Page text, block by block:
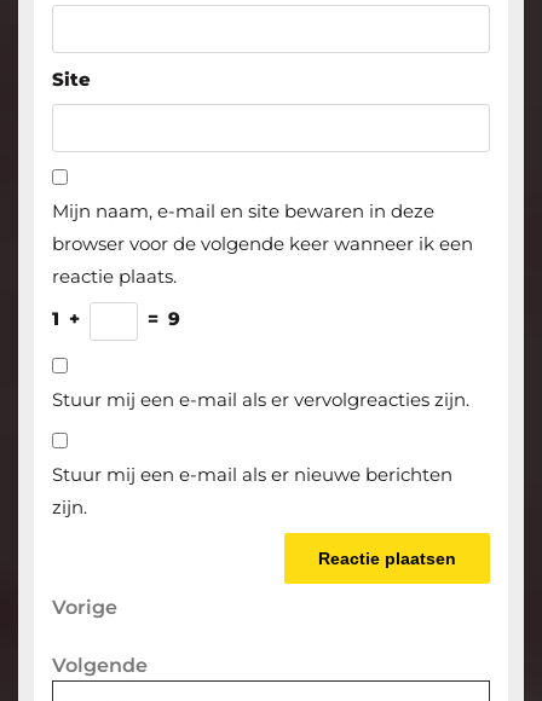
Site
Mijn naam, e-mail en site bewaren in deze
browser voor de volgende keer wanneer ik een
reactie plaats.
1 + = 9
Stuur mij een e-mail als er vervolgreacties zijn.
Stuur mij een e-mail als er nieuwe berichten
zijn.
Berichtnavigatie
Vorige
Vorige
Volgende
Volgende